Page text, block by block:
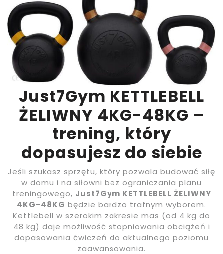
Just7Gym KETTLEBELL
ŻELIWNY 4KG-48KG –
trening, który
dopasujesz do siebie
Jeśli szukasz sprzętu, który pozwala budować siłę
w domu i na siłowni bez ograniczania planu
treningowego, Just7Gym KETTLEBELL ŻELIWNY
4KG-48KG będzie bardzo trafnym wyborem.
Kettlebell w szerokim zakresie mas (od 4 kg do
48 kg) daje możliwość stopniowania obciążeń i
dopasowania ćwiczeń do aktualnego poziomu
zaawansowania.